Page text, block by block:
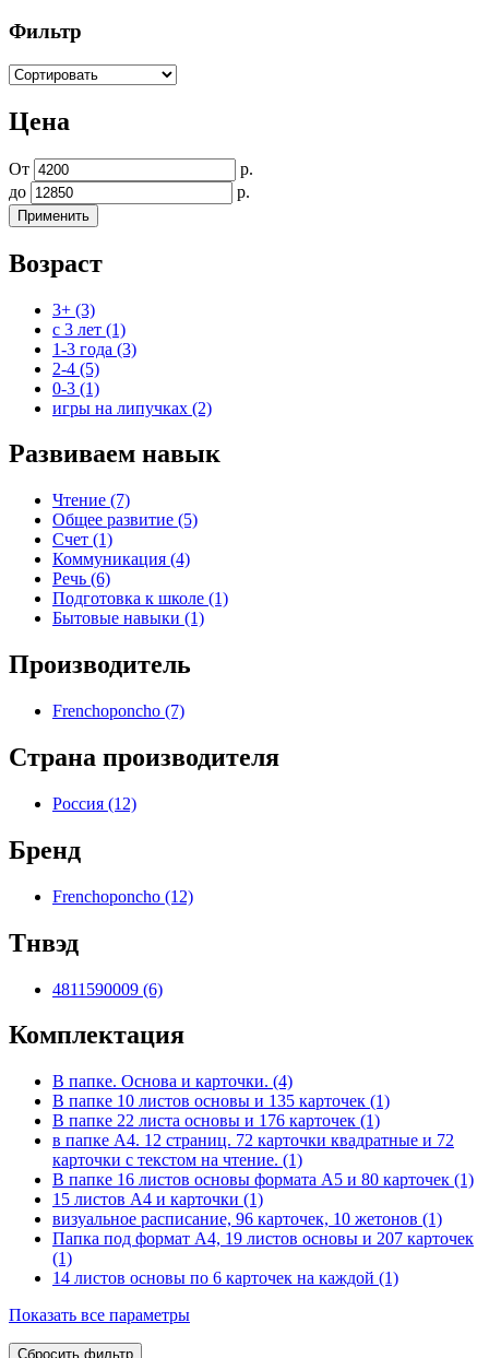
Фильтр
Цена
От
р.
до
р.
Возраст
3+ (3)
с 3 лет (1)
1-3 года (3)
2-4 (5)
0-3 (1)
игры на липучках (2)
Развиваем навык
Чтение (7)
Общее развитие (5)
Счет (1)
Коммуникация (4)
Речь (6)
Подготовка к школе (1)
Бытовые навыки (1)
Производитель
Frenchoponcho (7)
Страна производителя
Россия (12)
Бренд
Frenchoponcho (12)
Тнвэд
4811590009 (6)
Комплектация
В папке. Основа и карточки. (4)
В папке 10 листов основы и 135 карточек (1)
В папке 22 листа основы и 176 карточек (1)
в папке А4. 12 страниц. 72 карточки квадратные и 72
карточки с текстом на чтение. (1)
В папке 16 листов основы формата А5 и 80 карточек (1)
15 листов А4 и карточки (1)
визуальное расписание, 96 карточек, 10 жетонов (1)
Папка под формат А4, 19 листов основы и 207 карточек
(1)
14 листов основы по 6 карточек на каждой (1)
Показать все параметры